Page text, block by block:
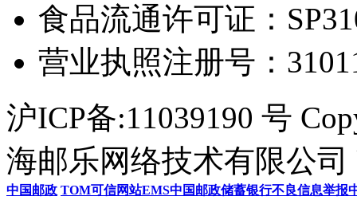
食品流通许可证：
营业执照注册号：
沪ICP备:11039190 号
海邮乐网络技术有限公司
中国邮政 TOM可信网站EMS中国邮政储蓄银行不良信息举报